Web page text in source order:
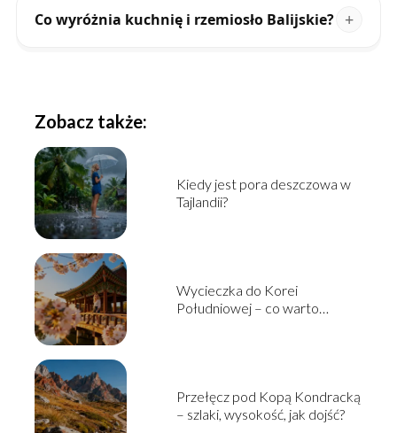
Co wyróżnia kuchnię i rzemiosło Balijskie?
Zobacz także:
Kiedy jest pora deszczowa w
Tajlandii?
Wycieczka do Korei
Południowej – co warto
Przełęcz pod Kopą Kondracką
– szlaki, wysokość, jak dojść?